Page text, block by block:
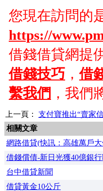
您現在訪問的
https://
借錢借貸網提
借錢技巧 ，借
繫我們 ，我們
上一頁： 支付寶推出“賣家
相關文章
網路借貸(快訊：高雄萬戶
借錢償債-新日光獲40億銀
台中借貸新聞
借貸黃金10公斤